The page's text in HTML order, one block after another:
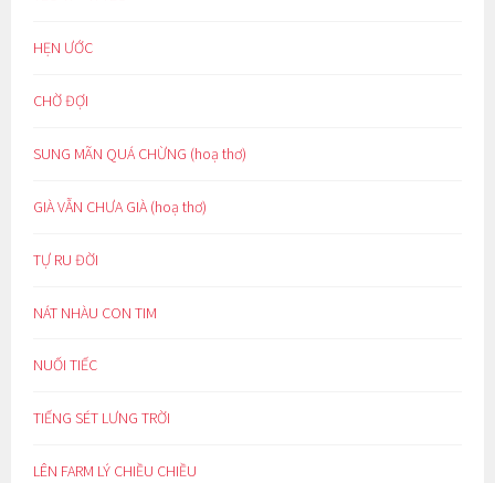
HẸN ƯỚC
CHỜ ĐỢI
SUNG MÃN QUÁ CHỪNG (hoạ thơ)
GIÀ VẪN CHƯA GIÀ (hoạ thơ)
TỰ RU ĐỜI
NÁT NHÀU CON TIM
NUỐI TIẾC
TIẾNG SÉT LƯNG TRỜI
LÊN FARM LÝ CHIỀU CHIỀU